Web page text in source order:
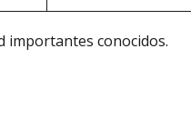
importantes conocidos.